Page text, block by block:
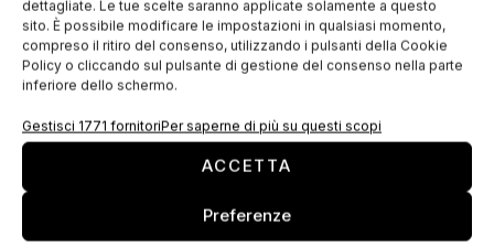
dettagliate. Le tue scelte saranno applicate solamente a questo
sito. È possibile modificare le impostazioni in qualsiasi momento,
compreso il ritiro del consenso, utilizzando i pulsanti della Cookie
Policy o cliccando sul pulsante di gestione del consenso nella parte
inferiore dello schermo.
Gestisci 1771 fornitoriPer saperne di più su questi scopi
ACCETTA
Preferenze
È aperto il bando “Rafforza & Innova” di Regione
Lombardia con una dotazione di 6 milioni di euro, a valere
anche su risorse del PR FESR Lombardia 2021-2027. Il
contributo con fondi PR